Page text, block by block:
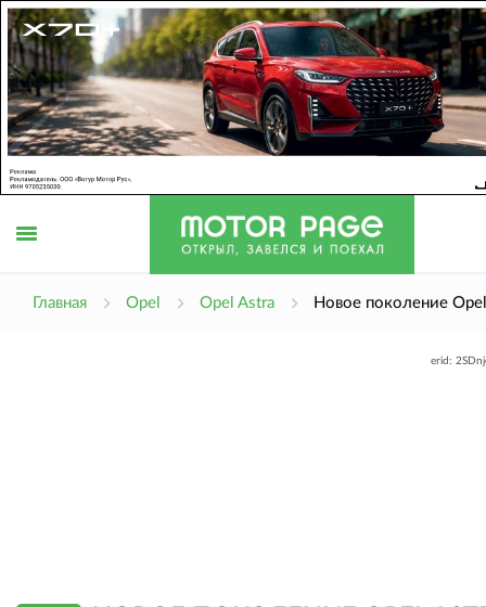
Главная Opel Opel Astra Новое поколение
erid: